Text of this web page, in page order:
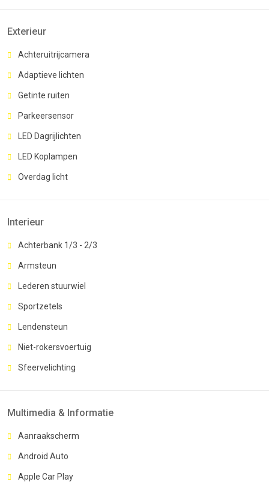
Exterieur
Achteruitrijcamera
Adaptieve lichten
Getinte ruiten
Parkeersensor
LED Dagrijlichten
LED Koplampen
Overdag licht
Interieur
Achterbank 1/3 - 2/3
Armsteun
Lederen stuurwiel
Sportzetels
Lendensteun
Niet-rokersvoertuig
Sfeervelichting
Multimedia & Informatie
Aanraakscherm
Android Auto
Apple Car Play